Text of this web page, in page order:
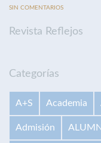
SIN COMENTARIOS
Revista Reflejos
Categorías
A+S Academia
Admisión